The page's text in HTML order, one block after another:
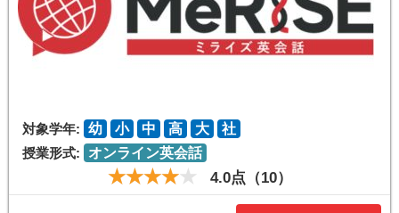
対象学年: 幼 小 中 高 大
社
授業形式:
オンライン英会話
4.0点（10）